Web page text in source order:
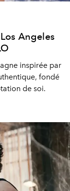
Angeles
inspirée par
fondé
de soi.